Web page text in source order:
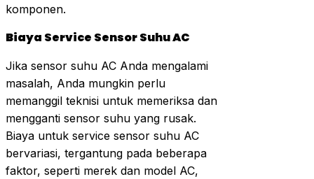
komponen.
Biaya Service Sensor Suhu AC
Jika sensor suhu AC Anda mengalami
masalah, Anda mungkin perlu
memanggil teknisi untuk memeriksa dan
mengganti sensor suhu yang rusak.
Biaya untuk service sensor suhu AC
bervariasi, tergantung pada beberapa
faktor, seperti merek dan model AC,